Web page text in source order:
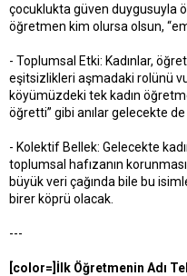
çocuklukta güven duygusuyla
öğretmen kim olursa olsun,
- Toplumsal Etki: Kadınlar,
eşitsizlikleri aşmadaki rolünü
köyümüzdeki tek kadın
öğretti” gibi anılar gelecekte de
- Kolektif Bellek: Gelecekte
toplumsal hafızanın
büyük veri çağında bile bu
birer köprü olacak.
---
[color=]İlk Öğretmenin Adı